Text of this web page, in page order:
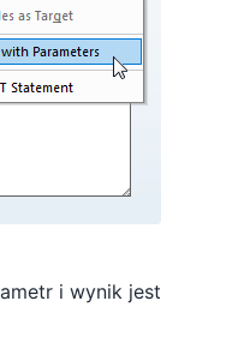
i wynik jest